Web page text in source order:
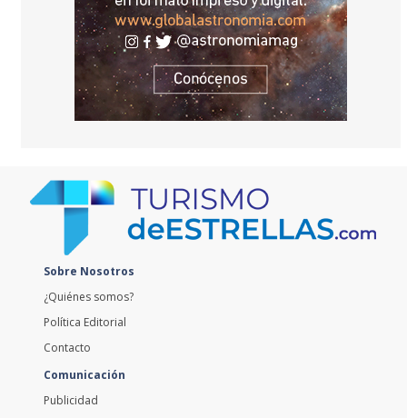
Sobre Nosotros
¿Quiénes somos?
Política Editorial
Contacto
Comunicación
Publicidad